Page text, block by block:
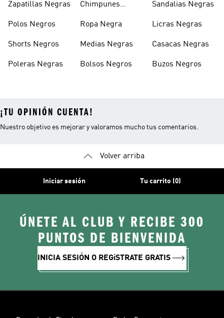
Zapatillas Negras
Polos Negros
Shorts Negros
Poleras Negras
Chimpunes
Ropa Negra
Medias Negras
Bolsos Negros
Sandalias Negras
Licras Negras
Casacas Negras
Buzos Negros
¡TU OPINIÓN CUENTA!
Nuestro objetivo es mejorar y valoramos mucho tus comentarios.
Volver arriba
Iniciar sesión Tu carrito (0)
ÚNETE AL CLUB Y RECIBE 300
PUNTOS DE BIENVENIDA
INICIA SESIÓN O REGíSTRATE GRATIS